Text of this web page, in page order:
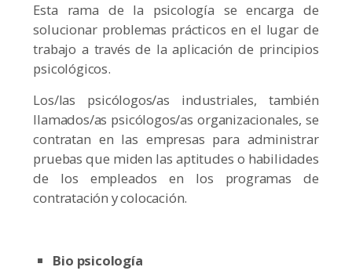
Esta rama de la psicología se encarga de
solucionar problemas prácticos en el lugar de
trabajo a través de la aplicación de principios
psicológicos.
Los/las psicólogos/as industriales, también
llamados/as psicólogos/as organizacionales, se
contratan en las empresas para administrar
pruebas que miden las aptitudes o habilidades
de los empleados en los programas de
contratación y colocación.
Bio psicología